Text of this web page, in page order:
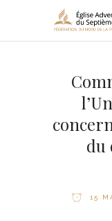
du
15